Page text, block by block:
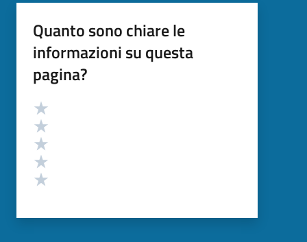
Quanto sono chiare le
informazioni su questa
pagina?
Valutazione